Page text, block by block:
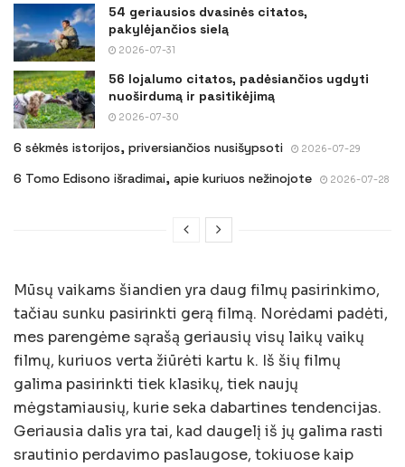
54 geriausios dvasinės citatos,
pakylėjančios sielą
2026-07-31
56 lojalumo citatos, padėsiančios ugdyti
nuoširdumą ir pasitikėjimą
2026-07-30
6 sėkmės istorijos, priversiančios nusišypsoti 2026-07-29
6 Tomo Edisono išradimai, apie kuriuos nežinojote 2026-07-28
Mūsų vaikams šiandien yra daug filmų pasirinkimo,
tačiau sunku pasirinkti gerą filmą. Norėdami padėti,
mes parengėme sąrašą geriausių visų laikų vaikų
filmų, kuriuos verta žiūrėti kartu k. Iš šių filmų
galima pasirinkti tiek klasikų, tiek naujų
mėgstamiausių, kurie seka dabartines tendencijas.
Geriausia dalis yra tai, kad daugelį iš jų galima rasti
srautinio perdavimo paslaugose, tokiuose kaip